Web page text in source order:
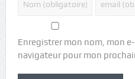
Enregistrer mon nom, mon
navigateur pour mon